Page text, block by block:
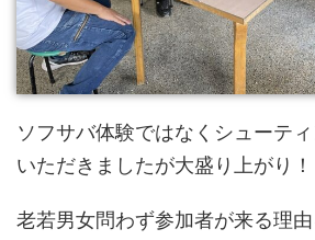
ソフサバ体験ではなくシューテ
いただきましたが大盛り上がり！
老若男女問わず参加者が来る理